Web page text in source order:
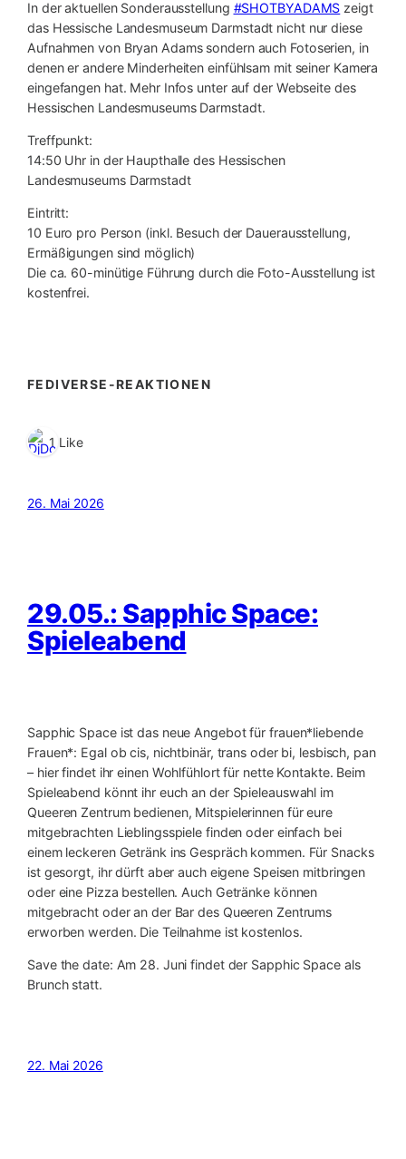
In der aktuellen Sonderausstellung #SHOTBYADAMS zeigt
das Hessische Landesmuseum Darmstadt nicht nur diese
Aufnahmen von Bryan Adams sondern auch Fotoserien, in
denen er andere Minderheiten einfühlsam mit seiner Kamera
eingefangen hat. Mehr Infos unter auf der Webseite des
Hessischen Landesmuseums Darmstadt.
Treffpunkt:
14:50 Uhr in der Haupthalle des Hessischen
Landesmuseums Darmstadt
Eintritt:
10 Euro pro Person (inkl. Besuch der Dauerausstellung,
Ermäßigungen sind möglich)
Die ca. 60-minütige Führung durch die Foto-Ausstellung ist
kostenfrei.
FEDIVERSE-REAKTIONEN
1 Like
26. Mai 2026
29.05.: Sapphic Space:
Spieleabend
Sapphic Space ist das neue Angebot für frauen*liebende
Frauen*: Egal ob cis, nichtbinär, trans oder bi, lesbisch, pan
– hier findet ihr einen Wohlfühlort für nette Kontakte. Beim
Spieleabend könnt ihr euch an der Spieleauswahl im
Queeren Zentrum bedienen, Mitspielerinnen für eure
mitgebrachten Lieblingsspiele finden oder einfach bei
einem leckeren Getränk ins Gespräch kommen. Für Snacks
ist gesorgt, ihr dürft aber auch eigene Speisen mitbringen
oder eine Pizza bestellen. Auch Getränke können
mitgebracht oder an der Bar des Queeren Zentrums
erworben werden. Die Teilnahme ist kostenlos.
Save the date: Am 28. Juni findet der Sapphic Space als
Brunch statt.
22. Mai 2026